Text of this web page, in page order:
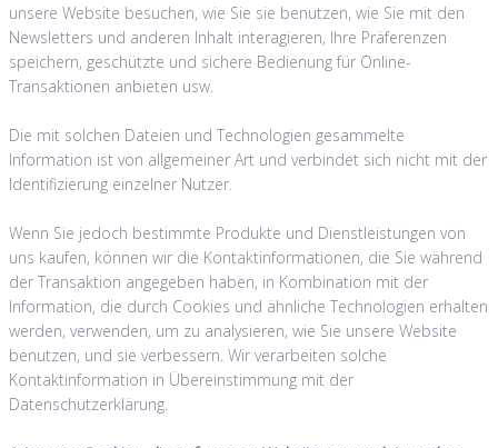
unsere Website besuchen, wie Sie sie benutzen, wie Sie mit den
Newsletters und anderen Inhalt interagieren, Ihre Präferenzen
speichern, geschützte und sichere Bedienung für Online-
Transaktionen anbieten usw.
Die mit solchen Dateien und Technologien gesammelte
Information ist von allgemeiner Art und verbindet sich nicht mit der
Identifizierung einzelner Nutzer.
Wenn Sie jedoch bestimmte Produkte und Dienstleistungen von
uns kaufen, können wir die Kontaktinformationen, die Sie während
der Transaktion angegeben haben, in Kombination mit der
Information, die durch Cookies und ähnliche Technologien erhalten
werden, verwenden, um zu analysieren, wie Sie unsere Website
benutzen, und sie verbessern. Wir verarbeiten solche
Kontaktinformation in Übereinstimmung mit der
Datenschutzerklärung.